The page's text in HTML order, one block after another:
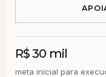
R$ 30 mil
meta inicial para